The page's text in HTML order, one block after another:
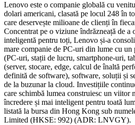
Lenovo este o companie globală cu
dolari americani, clasată pe locul 248 în
care deservește milioane de clienți în
Concentrat pe o viziune îndrăzneață de a
inteligentă pentru toți, Lenovo și-a
mare companie de PC-uri din lume cu
(PC-uri, stații de lucru, smartphone-uri,
(server, stocare, edge, calcul de înaltă
definită de software), software, soluții și
de la buzunar la cloud. Investițiile
care schimbă lumea construiesc un viitor
încredere și mai inteligent pentru toată
listată la bursa din Hong Kong sub
Limited (HKSE: 992) (ADR: LNVGY).